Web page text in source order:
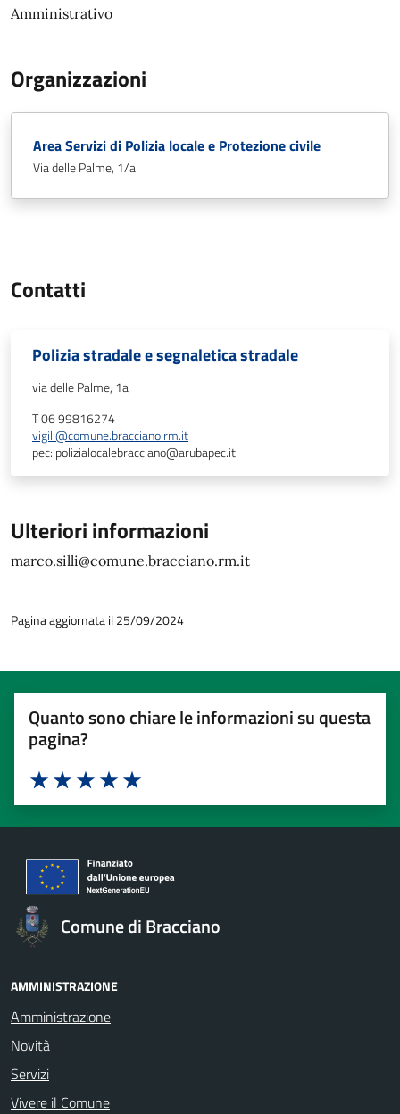
Amministrativo
Organizzazioni
Area Servizi di Polizia locale e Protezione civile
Via delle Palme, 1/a
Contatti
Polizia stradale e segnaletica stradale
via delle Palme, 1a
T 06 99816274
vigili@comune.bracciano.rm.it
pec: polizialocalebracciano@arubapec.it
Ulteriori informazioni
marco.silli@comune.bracciano.rm.it
Pagina aggiornata il 25/09/2024
Quanto sono chiare le informazioni su questa
pagina?
Valuta 5 stelle su 5
Valuta 4 stelle su 5
Valuta 3 stelle su 5
Valuta 2 stelle su 5
Valuta 1 stelle su 5
Comune di Bracciano
AMMINISTRAZIONE
Amministrazione
Novità
Servizi
Vivere il Comune